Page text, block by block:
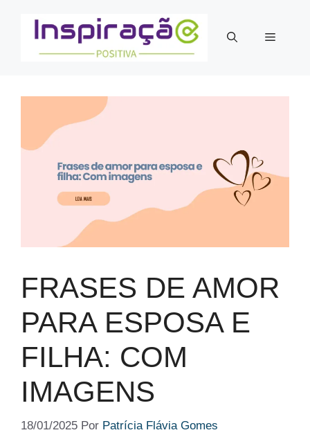
Menu
FRASES DE AMOR
PARA ESPOSA E
FILHA: COM
IMAGENS
18/01/2025 Por Patrícia Flávia Gomes